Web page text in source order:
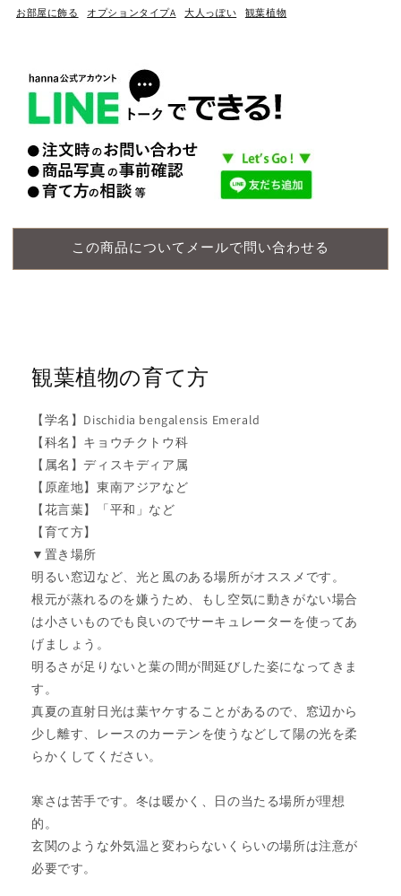
お部屋に飾る オプションタイプA 大人っぽい 観葉植物
この商品についてメールで問い合わせる
観葉植物の育て方
【学名】Dischidia bengalensis Emerald
【科名】キョウチクトウ科
【属名】ディスキディア属
【原産地】東南アジアなど
【花言葉】「平和」など
【育て方】
▼置き場所
明るい窓辺など、光と風のある場所がオススメです。
根元が蒸れるのを嫌うため、もし空気に動きがない場合
は小さいものでも良いのでサーキュレーターを使ってあ
げましょう。
明るさが足りないと葉の間が間延びした姿になってきま
す。
真夏の直射日光は葉ヤケすることがあるので、窓辺から
少し離す、レースのカーテンを使うなどして陽の光を柔
らかくしてください。
寒さは苦手です。冬は暖かく、日の当たる場所が理想
的。
玄関のような外気温と変わらないくらいの場所は注意が
必要です。